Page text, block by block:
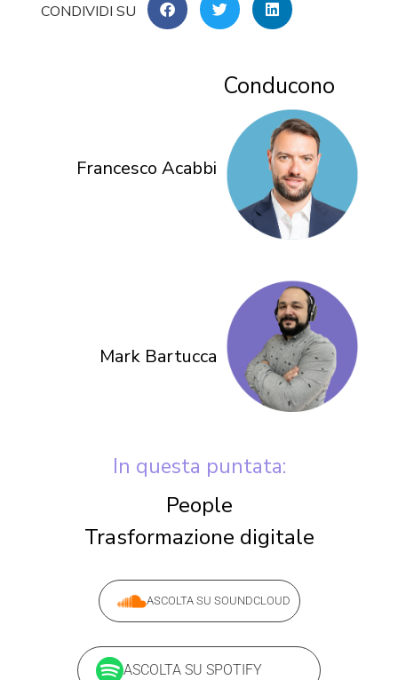
Conducono
Francesco Acabbi
Mark Bartucca
In questa puntata:
People
Trasformazione digitale
ASCOLTA SU SOUNDCLOUD
ASCOLTA SU SPOTIFY